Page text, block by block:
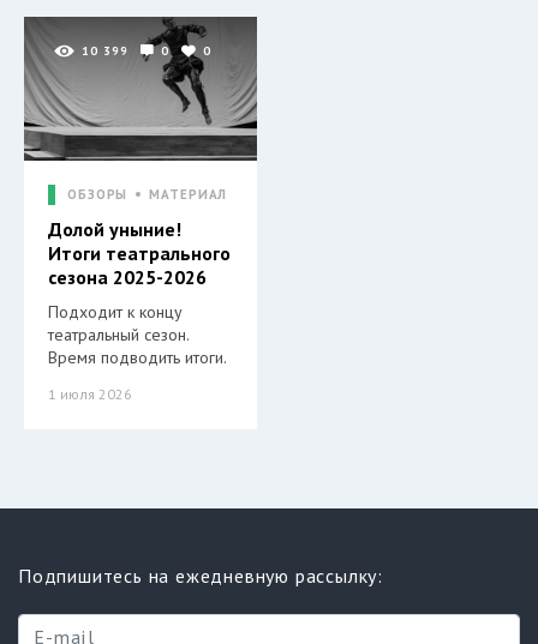
10 399 0 0
ОБЗОРЫ МАТЕРИАЛ
Долой уныние!
Итоги театрального
сезона 2025-2026
Подходит к концу
театральный сезон.
Время подводить итоги.
1 июля 2026
Подпишитесь на ежедневную рассылку: